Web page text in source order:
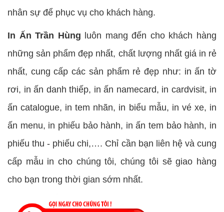
nhân sự để phục vụ cho khách hàng.
In Ấn Trần Hùng luôn mang đến cho khách hàng
những sản phẩm đẹp nhất, chất lượng nhất giá in rẻ
nhất, cung cấp các sản phẩm rẻ đẹp như: in ấn tờ
rơi, in ấn danh thiếp, in ấn namecard, in cardvisit, in
ấn catalogue, in tem nhãn, in biểu mẫu, in vé xe, in
ấn menu, in phiếu bảo hành, in ấn tem bảo hành, in
phiếu thu - phiếu chi,…. Chỉ cần bạn liên hệ và cung
cấp mẫu in cho chúng tôi, chúng tôi sẽ giao hàng
cho bạn trong thời gian sớm nhất.